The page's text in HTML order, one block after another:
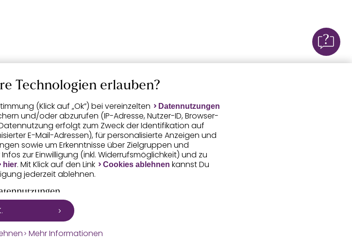
Technologien erlauben?
(Klick auf „Ok”) bei vereinzelten Datennutzungen
und/oder abzurufen (IP-Adresse, Nutzer-ID, Browser-
erfolgt zum Zweck der Identifikation auf
E-Mail-Adressen), für personalisierte Anzeigen und
sowie um Erkenntnisse über Zielgruppen und
zur Einwilligung (inkl. Widerrufsmöglichkeit) und zu
hier. Mit Klick auf den Link Cookies ablehnen kannst Du
jederzeit ablehnen.
die von deinem Endgerät abgerufene Daten
Mehr Informationen